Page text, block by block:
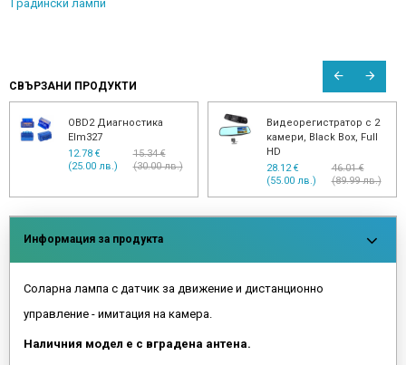
Градински лампи
СВЪРЗАНИ ПРОДУКТИ
OBD2 Диагностика
Elm327
12.78 €
(25.00 лв.)
15.34 €
(30.00 лв.)
Видеорегистратор с 2
камери, Black Box, Full
HD
28.12 €
(55.00 лв.)
46.01 €
(89.99 лв.)
Информация за продукта
Соларна лампа с датчик за движение и дистанционно
управление - имитация на камера.
Наличния модел е с вградена антена.